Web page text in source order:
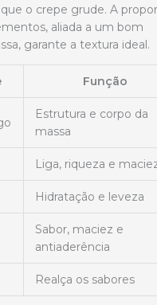
o crepe grude. A
aliada a um bom
garante a textura ideal.
Função
Estrutura e corpo da
massa
Liga, riqueza e
Hidratação e leveza
Sabor, maciez e
antiaderência
Realça os sabores